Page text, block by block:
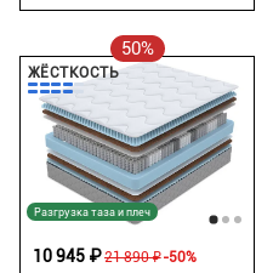
50%
ЖЁСТКОСТЬ
Разгрузка таза и плеч
21 890 ₽
10 945 ₽ -50%